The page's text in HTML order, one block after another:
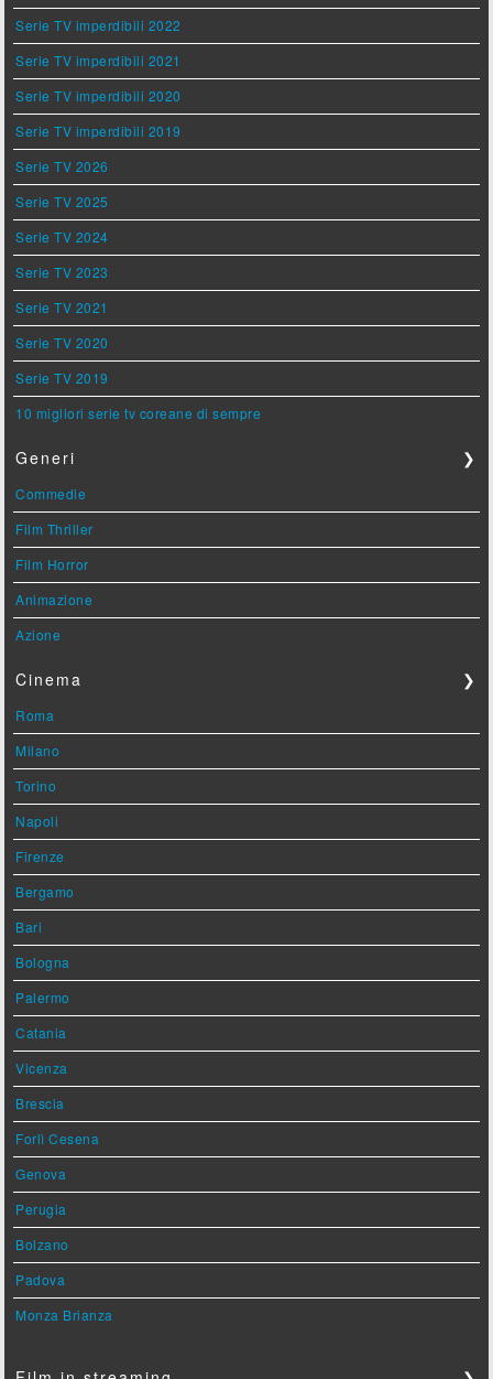
Serie TV imperdibili 2022
Serie TV imperdibili 2021
Serie TV imperdibili 2020
Serie TV imperdibili 2019
Serie TV 2026
Serie TV 2025
Serie TV 2024
Serie TV 2023
Serie TV 2021
Serie TV 2020
Serie TV 2019
10 migliori serie tv coreane di sempre
Generi ❯
Commedie
Film Thriller
Film Horror
Animazione
Azione
Cinema ❯
Roma
Milano
Torino
Napoli
Firenze
Bergamo
Bari
Bologna
Palermo
Catania
Vicenza
Brescia
Forlì Cesena
Genova
Perugia
Bolzano
Padova
Monza Brianza